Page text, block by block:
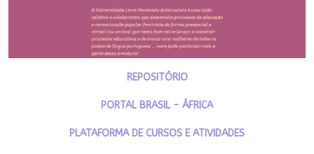
REPOSITÓRIO
PORTAL BRASIL - ÁFRICA
PLATAFORMA DE CURSOS E ATIVIDADES